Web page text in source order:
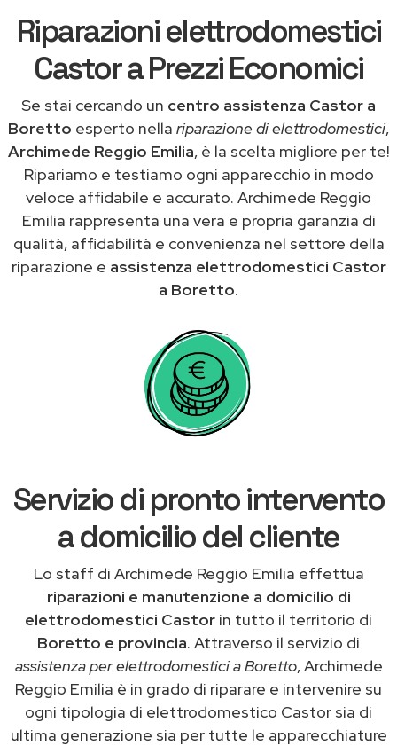
Riparazioni elettrodomestici
Castor a Prezzi Economici
Se stai cercando un centro assistenza Castor a
Boretto esperto nella riparazione di elettrodomestici,
Archimede Reggio Emilia, è la scelta migliore per te!
Ripariamo e testiamo ogni apparecchio in modo
veloce affidabile e accurato. Archimede Reggio
Emilia rappresenta una vera e propria garanzia di
qualità, affidabilità e convenienza nel settore della
riparazione e assistenza elettrodomestici Castor
a Boretto.
Servizio di pronto intervento
a domicilio del cliente
Lo staff di Archimede Reggio Emilia effettua
riparazioni e manutenzione a domicilio di
elettrodomestici Castor in tutto il territorio di
Boretto e provincia. Attraverso il servizio di
assistenza per elettrodomestici a Boretto, Archimede
Reggio Emilia è in grado di riparare e intervenire su
ogni tipologia di elettrodomestico Castor sia di
ultima generazione sia per tutte le apparecchiature